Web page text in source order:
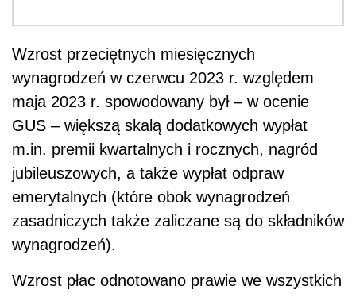
Wzrost przeciętnych miesięcznych
wynagrodzeń w czerwcu 2023 r. względem
maja 2023 r. spowodowany był – w ocenie
GUS – większą skalą dodatkowych wypłat
m.in. premii kwartalnych i rocznych, nagród
jubileuszowych, a także wypłat odpraw
emerytalnych (które obok wynagrodzeń
zasadniczych także zaliczane są do składników
wynagrodzeń).
Wzrost płac odnotowano prawie we wszystkich